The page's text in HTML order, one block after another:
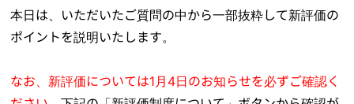
本日は、いただいたご質問の中から一部抜粋して新評価の
ポイントを説明いたします。
なお、新評価については1月4日のお知らせを必ずご確認く